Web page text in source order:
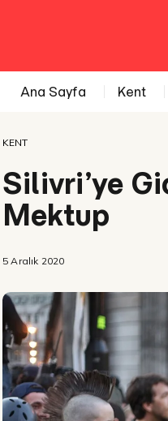
Ana Sayfa Kent
KENT
Silivri’ye
Mektup
5 Aralık 2020